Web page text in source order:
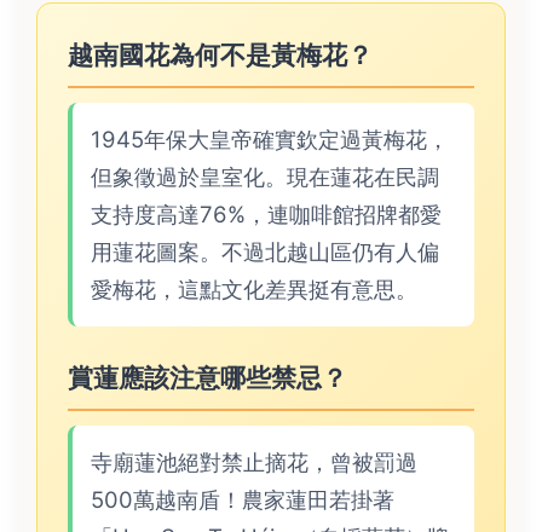
越南國花為何不是黃梅花？
1945年保大皇帝確實欽定過黃梅花，
但象徵過於皇室化。現在蓮花在民調
支持度高達76%，連咖啡館招牌都愛
用蓮花圖案。不過北越山區仍有人偏
愛梅花，這點文化差異挺有意思。
賞蓮應該注意哪些禁忌？
寺廟蓮池絕對禁止摘花，曾被罰過
500萬越南盾！農家蓮田若掛著